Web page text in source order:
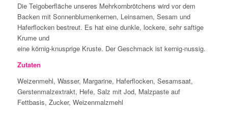
Die Teigoberfläche unseres Mehrkornbrötchens wird vor dem
Backen mit Sonnenblumenkernen, Leinsamen, Sesam und
Haferflocken bestreut. Es hat eine dunkle, lockere, sehr saftige
Krume und
eine körnig-knusprige Kruste. Der Geschmack ist kernig-nussig.
Zutaten
Weizenmehl, Wasser, Margarine, Haferflocken, Sesamsaat,
Gerstenmalzextrakt, Hefe, Salz mit Jod, Malzpaste auf
Fettbasis, Zucker, Weizenmalzmehl